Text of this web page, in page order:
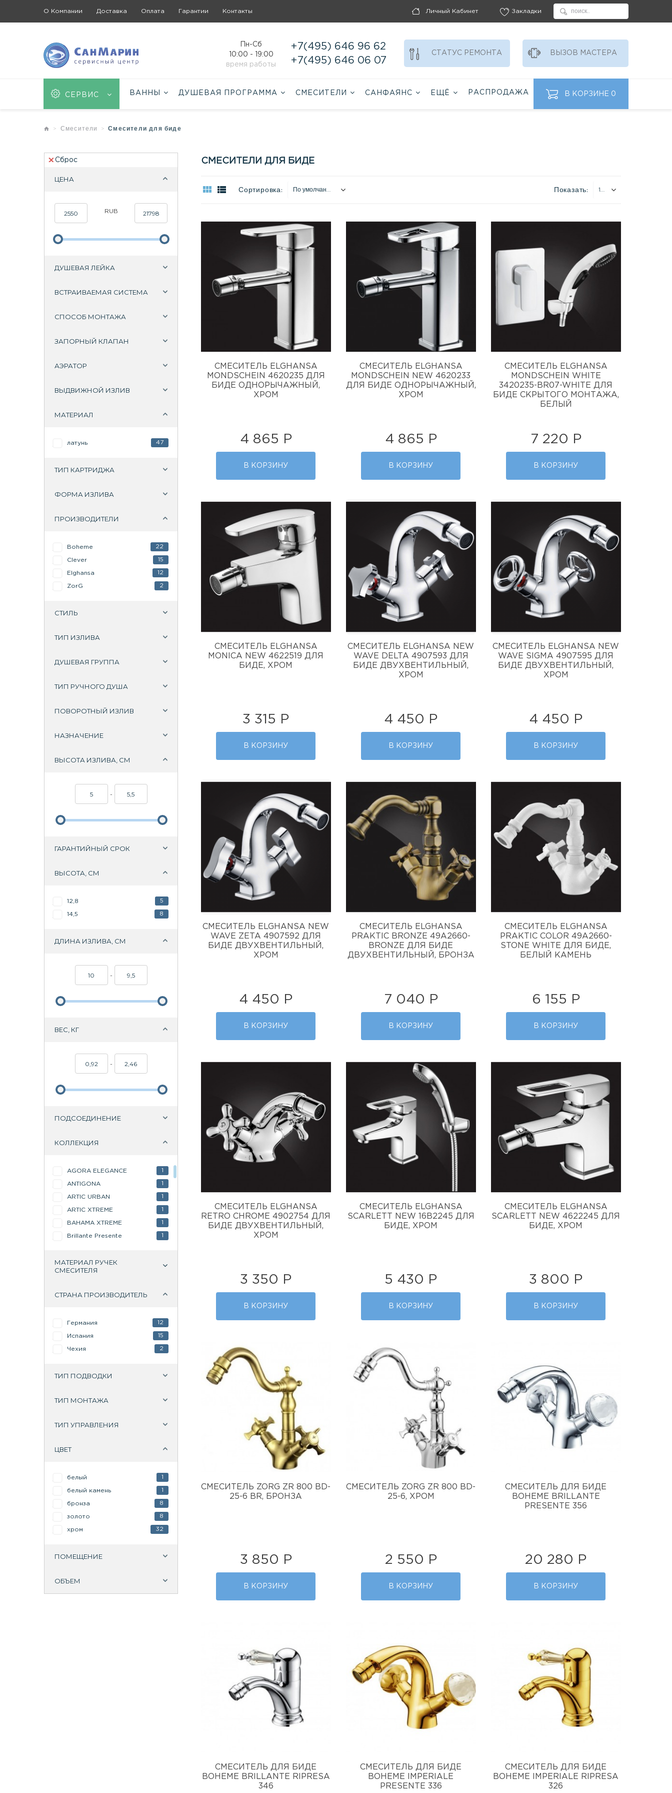
О Компании Доставка Оплата Гарантии Контакты Закладки
Личный Кабинет
Пн-Сб
10:00 - 19:00
время работы
+7(495) 646 96 62
+7(495) 646 06 07
СТАТУС РЕМОНТА ВЫЗОВ МАСТЕРА
СЕРВИС ВАННЫ ДУШЕВАЯ ПРОГРАММА СМЕСИТЕЛИ САНФАЯНС ЕЩЁ РАСПРОДАЖА В КОРЗИНЕ 0
Смесители Смесители для биде
Сброс
ЦЕНА
RUB
ДУШЕВАЯ ЛЕЙКА
ВСТРАИВАЕМАЯ СИСТЕМА
СПОСОБ МОНТАЖА
ЗАПОРНЫЙ КЛАПАН
АЭРАТОР
ВЫДВИЖНОЙ ИЗЛИВ
МАТЕРИАЛ
латунь 47
ТИП КАРТРИДЖА
ФОРМА ИЗЛИВА
ПРОИЗВОДИТЕЛИ
Boheme 22
Clever 15
Elghansa 12
ZorG 2
СТИЛЬ
ТИП ИЗЛИВА
ДУШЕВАЯ ГРУППА
ТИП РУЧНОГО ДУША
ПОВОРОТНЫЙ ИЗЛИВ
НАЗНАЧЕНИЕ
ВЫСОТА ИЗЛИВА, СМ
-
ГАРАНТИЙНЫЙ СРОК
ВЫСОТА, СМ
12,8 5
14,5 8
ДЛИНА ИЗЛИВА, СМ
-
ВЕС, КГ
-
ПОДСОЕДИНЕНИЕ
КОЛЛЕКЦИЯ
AGORA ELEGANCE 1
ANTIGONA 1
ARTIC URBAN 1
ARTIC XTREME 1
BAHAMA XTREME 1
Brillante Presente 1
GUAYAMA
Luxury Options Satine 3
2
1
MONDSCHEIN WHITE
1
1
1
1
1
START ELEGANCE
МАТЕРИАЛ РУЧЕК
СМЕСИТЕЛЯ
СТРАНА ПРОИЗВОДИТЕЛЬ
Германия 12
Испания 15
Чехия 2
ТИП ПОДВОДКИ
ТИП МОНТАЖА
ТИП УПРАВЛЕНИЯ
ЦВЕТ
белый 1
белый камень 1
бронза 8
золото 8
хром 32
ПОМЕЩЕНИЕ
ОБЪЕМ
СМЕСИТЕЛИ ДЛЯ БИДЕ
Сортировка: По умолчанию Показать: 18
СМЕСИТЕЛЬ ELGHANSA
MONDSCHEIN 4620235 ДЛЯ
БИДЕ ОДНОРЫЧАЖНЫЙ,
ХРОМ
4 865 Р
В КОРЗИНУ
СМЕСИТЕЛЬ ELGHANSA
MONDSCHEIN NEW 4620233
ДЛЯ БИДЕ ОДНОРЫЧАЖНЫЙ,
ХРОМ
4 865 Р
В КОРЗИНУ
СМЕСИТЕЛЬ ELGHANSA
MONDSCHEIN WHITE
3420235-BR07-WHITE ДЛЯ
БИДЕ СКРЫТОГО МОНТАЖА,
БЕЛЫЙ
7 220 Р
В КОРЗИНУ
СМЕСИТЕЛЬ ELGHANSA
MONICA NEW 4622519 ДЛЯ
БИДЕ, ХРОМ
3 315 Р
В КОРЗИНУ
СМЕСИТЕЛЬ ELGHANSA NEW
WAVE DELTA 4907593 ДЛЯ
БИДЕ ДВУХВЕНТИЛЬНЫЙ,
ХРОМ
4 450 Р
В КОРЗИНУ
СМЕСИТЕЛЬ ELGHANSA NEW
WAVE SIGMA 4907595 ДЛЯ
БИДЕ ДВУХВЕНТИЛЬНЫЙ,
ХРОМ
4 450 Р
В КОРЗИНУ
СМЕСИТЕЛЬ ELGHANSA NEW
WAVE ZETA 4907592 ДЛЯ
БИДЕ ДВУХВЕНТИЛЬНЫЙ,
ХРОМ
4 450 Р
В КОРЗИНУ
СМЕСИТЕЛЬ ELGHANSA
PRAKTIC BRONZE 49A2660-
BRONZE ДЛЯ БИДЕ
ДВУХВЕНТИЛЬНЫЙ, БРОНЗА
7 040 Р
В КОРЗИНУ
СМЕСИТЕЛЬ ELGHANSA
PRAKTIC COLOR 49A2660-
STONE WHITE ДЛЯ БИДЕ,
БЕЛЫЙ КАМЕНЬ
6 155 Р
В КОРЗИНУ
СМЕСИТЕЛЬ ELGHANSA
RETRO CHROME 4902754 ДЛЯ
БИДЕ ДВУХВЕНТИЛЬНЫЙ,
ХРОМ
3 350 Р
В КОРЗИНУ
СМЕСИТЕЛЬ ELGHANSA
SCARLETT NEW 16B2245 ДЛЯ
БИДЕ, ХРОМ
5 430 Р
В КОРЗИНУ
СМЕСИТЕЛЬ ELGHANSA
SCARLETT NEW 4622245 ДЛЯ
БИДЕ, ХРОМ
3 800 Р
В КОРЗИНУ
СМЕСИТЕЛЬ ZORG ZR 800 BD-
25-6 BR, БРОНЗА
3 850 Р
В КОРЗИНУ
СМЕСИТЕЛЬ ZORG ZR 800 BD-
25-6, ХРОМ
2 550 Р
В КОРЗИНУ
СМЕСИТЕЛЬ ДЛЯ БИДЕ
BOHEME BRILLANTE
PRESENTE 356
20 280 Р
В КОРЗИНУ
СМЕСИТЕЛЬ ДЛЯ БИДЕ
BOHEME BRILLANTE RIPRESA
346
СМЕСИТЕЛЬ ДЛЯ БИДЕ
BOHEME IMPERIALE
PRESENTE 336
СМЕСИТЕЛЬ ДЛЯ БИДЕ
BOHEME IMPERIALE RIPRESA
326